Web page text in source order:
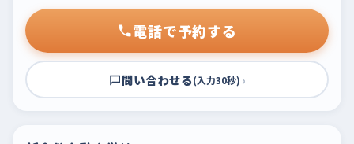
電話で予約する
問い合わせる(入力30秒) ›